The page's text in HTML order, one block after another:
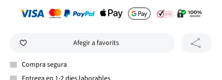
Afegir a favorits
Compra segura